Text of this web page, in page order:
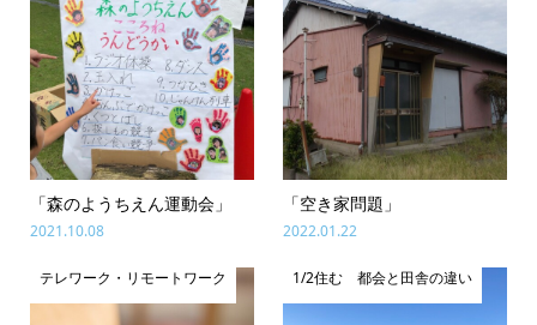
「森のようちえん運動会」
2021.10.08
「空き家問題」
2022.01.22
テレワーク・リモートワーク 1/2住む 都会と田舎の違い